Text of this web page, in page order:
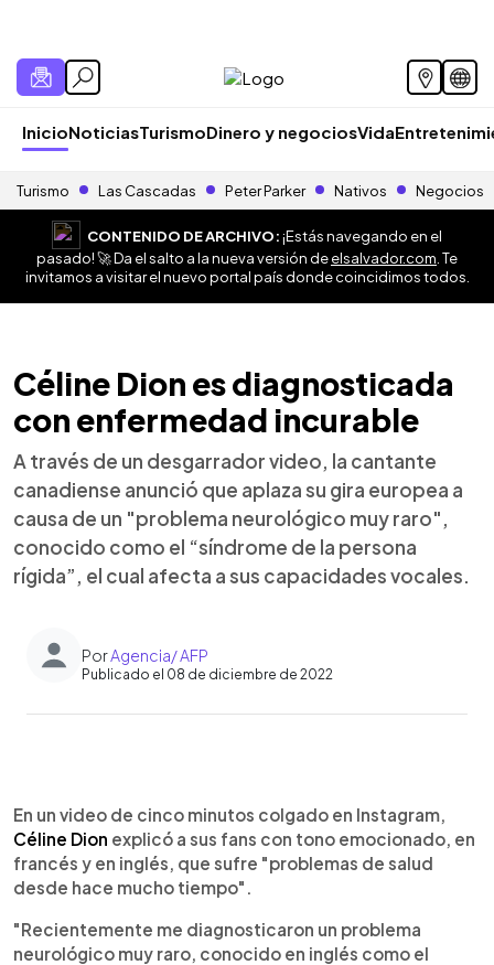
InicioNoticiasTurismoDinero y negociosVida
Turismo Las Cascadas Peter Parker Nativos Negocios
CONTENIDO DE ARCHIVO:¡Estás navegando en el
pasado! 🚀 Da el salto a la nueva versión deelsalvador.com . Te
invitamos a visitar el nuevo portal país donde coincidimos todos.
Céline Dion es diagnosticada
con enfermedad incurable
A través de un desgarrador video, la cantante
canadiense anunció que aplaza su gira europea a
causa de un "problema neurológico muy raro",
conocido como el “síndrome de la persona
rígida”, el cual afecta a sus capacidades vocales.
PorAgencia/ AFP
Publicado el 08 de diciembre de 2022
► Escuchar artículo
En un video de cinco minutos colgado en Instagram,
Céline Dion explicó a sus fans con tono emocionado, en
francés y en inglés, que sufre "problemas de salud
desde hace mucho tiempo".
"Recientemente me diagnosticaron un problema
neurológico muy raro, conocido en inglés como el